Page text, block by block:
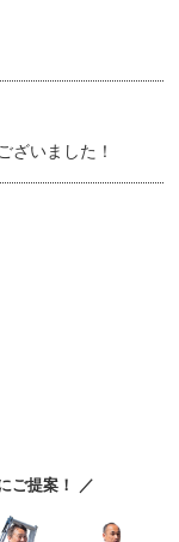
ざいました！
ご提案！ ／